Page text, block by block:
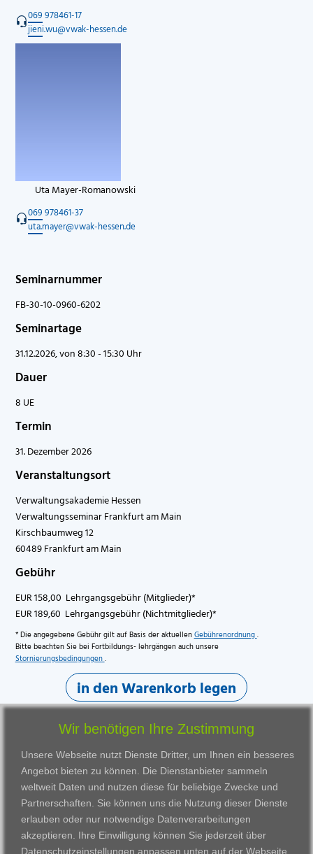
069 978461-17
jieni.wu@vwak-hessen.de
Uta Mayer-Romanowski
069 978461-37
uta.mayer@vwak-hessen.de
Seminarnummer
FB-30-10-0960-6202
Seminartage
31.12.2026, von 8:30 - 15:30 Uhr
Dauer
8 UE
Termin
31. Dezember 2026
Veranstaltungsort
Verwaltungsakademie Hessen
Verwaltungsseminar Frankfurt am Main
Kirschbaumweg 12
60489 Frankfurt am Main
Gebühr
EUR 158,00 Lehrgangsgebühr (Mitglieder)*
EUR 189,60 Lehrgangsgebühr (Nichtmitglieder)*
* Die angegebene Gebühr gilt auf Basis der aktuellenGebührenordnung.
Bitte beachten Sie bei Fortbildungs- lehrgängen auch unsere
Stornierungsbedingungen.
in den Warenkorb legen
VWAK
Karriere
Standorte
Darmstadt
Bildungsangebot
Ausbildung
Wir benötigen Ihre Zustimmung
Unsere Webseite nutzt Dienste Dritter, um Ihnen ein besseres
Angebot bieten zu können. Die Dienstanbieter sammeln
weltweit Daten und nutzen diese für beliebige Zwecke und
Partnerschaften. Sie können uns die Nutzung dieser Dienste
erlauben oder nur notwendige Datenverarbeitungen
akzeptieren. Ihre Einwilligung können Sie jederzeit über
Datenschutzeinstellungen anpassen unten auf der Webseite